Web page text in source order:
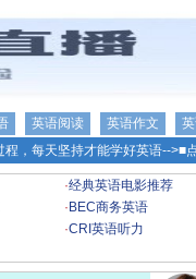
英语阅读 英语作文
，每天坚持才能学好英语-->■
·经典英语电影推荐
· BEC商务英语
·CRI英语听力